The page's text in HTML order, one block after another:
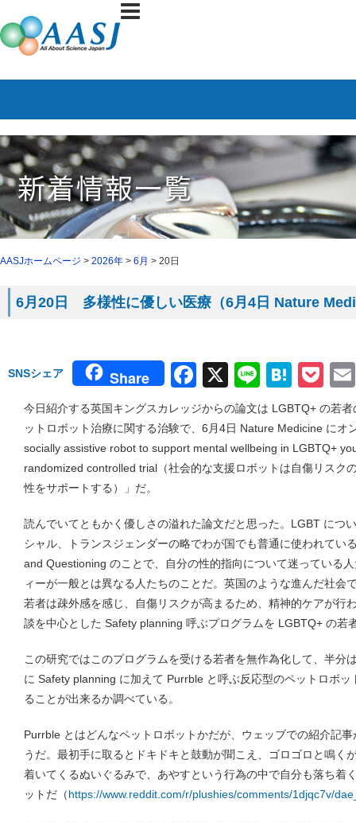
AASJホームページ > 2026年 > 6月 > 20日
6月20日 多様性に優しい医療（6月4日 Nature
SNSシェア Share Facebook
X Line
今日紹介する英国キングスカレッジからの論文は LGBTQ+ の若
ットロボット治療に関する治験で、6月4日 Nature Medicine にオ
socially assistive robot to support mental wellbeing in LGBTQ+
randomized controlled trial（社会的な支援ロボットは自傷リスク
性をサポートする）」だ。
読んでいてともかく優しさの溢れた論文だと思った。LGBT につ
シャル、トランスジェンダーの略でわが国でも普通に使われてい
and Questioning のことで、自分の性的指向について迷っている
ィーが一般とは異なる人たちのことだ。英国のような進んだ社会
若者は疎外感を感じ、自傷リスクが高まるため、精神的ケアが行
談を中心とした Safety planning 呼ぶプログラムを LGBTQ+ の若
この研究ではこのプログラムを受ける若者を無作為化して、半分
に Safety planning に加えて Purrble と呼ぶ反応型のペットロボ
ることが出来るか調べている。
Purrble とはどんなペットロボットかだが、ウェッブでの紹介記
うだ。最初手に取るとドキドキと鼓動が聞こえ、ゴロゴロと鳴く
着いてくるぬいぐるみで、あやすという行為の中で自分も落ち着
ットだ（https://www.reddit.com/r/plushies/comments/1djqc7v/